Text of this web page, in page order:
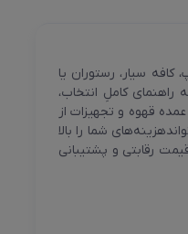
سیار، رستوران یا
کاملِ انتخاب،
قهوه و تجهیزات از
شما را بالا
رقابتی و پشتیبانی